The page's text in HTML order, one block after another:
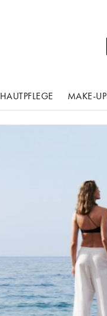
HAUTPFLEGE MAKE-UP